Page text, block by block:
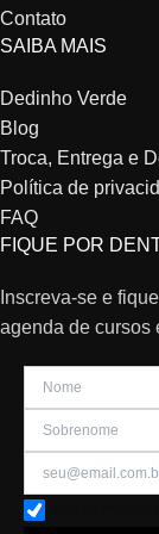
Contato
SAIBA MAIS
Dedinho Verde
Blog
Troca, Entrega e
Política de
FAQ
FIQUE POR
Inscreva-se e
agenda de cursos